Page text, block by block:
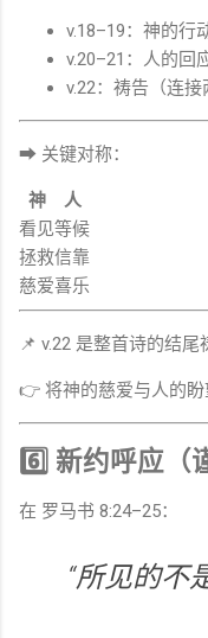
v.18–19：神的行
v.20–21：人的回
v.22：祷告（连接
➡ 关键对称：
神
人
看见等候
拯救信靠
慈爱喜乐
📌 v.22 是整首诗的结尾
👉 将神的慈爱与人的盼
6️⃣ 新约呼应（
在 罗马书 8:24–25：
“所见的不